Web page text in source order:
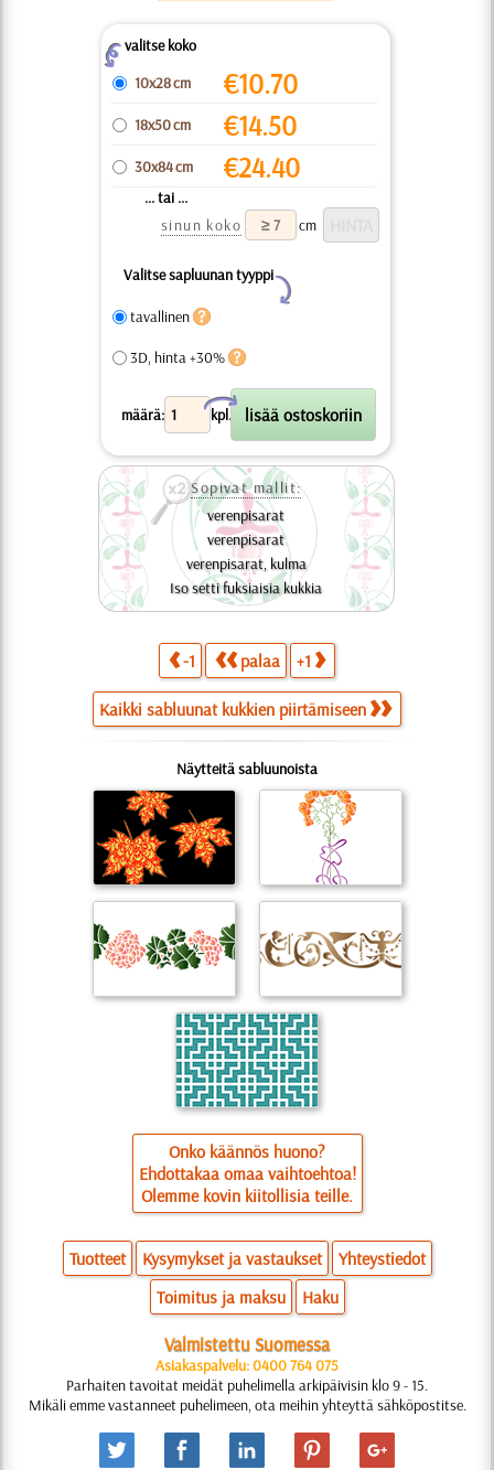
Zvalitse koko
10x28 cm
€10.70
18x50 cm €14.50
30x84 cm €24.40
... tai ...
sinun koko
cm
Valitse sapluunan tyyppi
Y
tavallinen
3D, hinta +30%
määrä: kpl.
X
Sopivat mallit:
verenpisarat
verenpisarat
verenpisarat, kulma
Iso setti fuksiaisia kukkia
-1 palaa +1
Kaikki sabluunat kukkien piirtämiseen
Näytteitä sabluunoista
Onko käännös huono?
Ehdottakaa omaa vaihtoehtoa!
Olemme kovin kiitollisia teille.
Tuotteet Kysymykset ja vastaukset
Yhteystiedot
Toimitus ja maksu
Haku
Valmistettu Suomessa
Asiakaspalvelu: 0400 764 075
Parhaiten tavoitat meidät puhelimella arkipäivisin klo 9 - 15.
Mikäli emme vastanneet puhelimeen, ota meihin yhteyttä sähköpostitse.